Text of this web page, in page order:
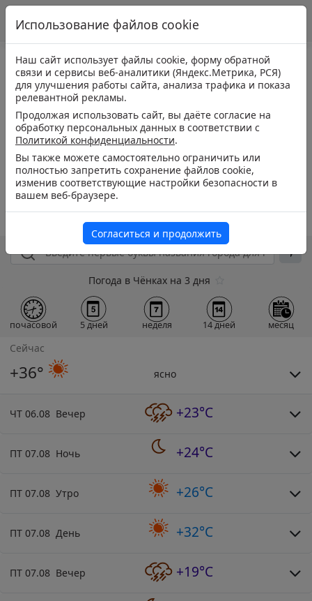
Погода в Чёнках на 3 дня
почасовой 5 дней неделя 14 дней месяц
Сейчас
+36° ясно
ЧТ 06.08 Вечер +23°C
ПТ 07.08 Ночь +24°C
ПТ 07.08 Утро +26°C
ПТ 07.08 День +32°C
ПТ 07.08 Вечер +19°C
Использование файлов cookie
Наш сайт использует файлы cookie, форму обратной
связи и сервисы веб-аналитики (Яндекс.Метрика, РСЯ)
для улучшения работы сайта, анализа трафика и показа
релевантной рекламы.
Продолжая использовать сайт, вы даёте согласие на
обработку персональных данных в соответствии с
Политикой конфиденциальности.
Вы также можете самостоятельно ограничить или
полностью запретить сохранение файлов cookie,
изменив соответствующие настройки безопасности в
вашем веб-браузере.
Согласиться и продолжить